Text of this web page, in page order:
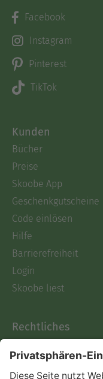
Facebook
Instagram
Pinterest
TikTok
Kunden
Bücher
Preise
Skoobe App
Geschenkgutscheine
Code einlösen
Hilfe
Barrierefreiheit
Login
Skoobe liest
Rechtliches
AGB